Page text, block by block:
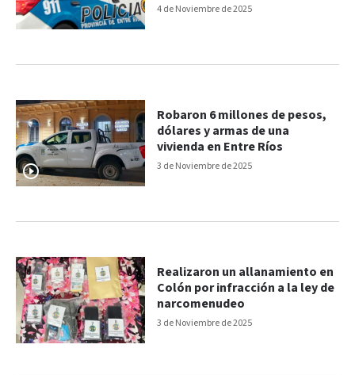
4 de Noviembre de 2025
3 de Noviembre de 2025
Robaron 6 millones de pesos,
dólares y armas de una
vivienda en Entre Ríos
3 de Noviembre de 2025
Realizaron un allanamiento en
Colón por infracción a la ley de
narcomenudeo